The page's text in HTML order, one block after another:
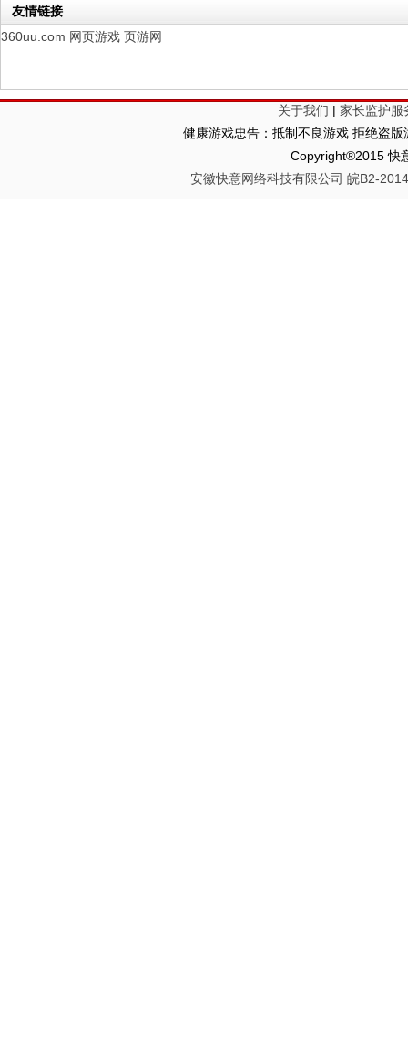
友情链接
360uu.com 网页游戏 页游网
关于我们 | 家长监护服
健康游戏忠告：抵制不良游戏 拒绝盗
Copyright®2015 快
安徽快意网络科技有限公司 皖B2-